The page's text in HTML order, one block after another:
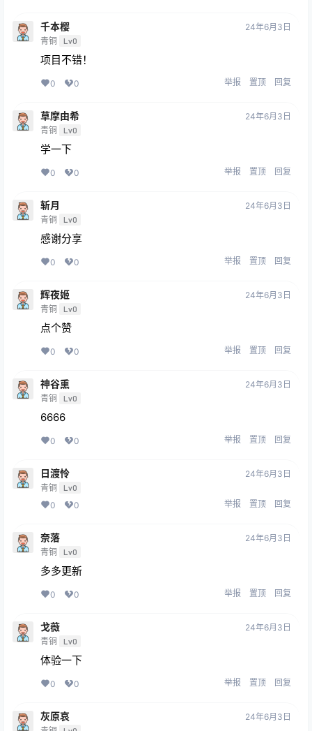
千本樱
青铜 Lv0
24年6月3日
项目不错！
0 0 举报 置顶 回复
草摩由希
青铜 Lv0
24年6月3日
学一下
0 0 举报 置顶 回复
斩月
青铜 Lv0
24年6月3日
感谢分享
0 0 举报 置顶 回复
辉夜姬
青铜 Lv0
24年6月3日
点个赞
0 0 举报 置顶 回复
神谷熏
青铜 Lv0
24年6月3日
6666
0 0 举报 置顶 回复
日渡怜
青铜 Lv0
24年6月3日
0 0 举报 置顶 回复
奈落
青铜 Lv0
24年6月3日
多多更新
0 0 举报 置顶 回复
戈薇
青铜 Lv0
24年6月3日
体验一下
0 0 举报 置顶 回复
灰原哀 24年6月3日